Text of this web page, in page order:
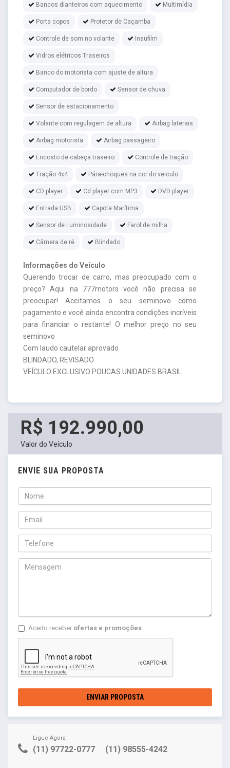
Bancos dianteiros com aquecimento Multimídia
Porta copos Protetor de Caçamba
Controle de som no volante Insufilm
Vidros elétricos Traseiros
Banco do motorista com ajuste de altura
Computador de bordo Sensor de chuva
Sensor de estacionamento
Volante com regulagem de altura Airbag laterais
Airbag motorista Airbag passageiro
Encosto de cabeça traseiro Controle de tração
Tração 4x4 Pára-choques na cor do veiculo
CD player Cd player com MP3 DVD player
Entrada USB Capota Marítima
Sensor de Luminosidade Farol de milha
Câmera de ré Blindado
Informações do Veículo
Querendo trocar de carro, mas preocupado com o
preço? Aqui na 777motors você não precisa se
preocupar! Aceitamos o seu seminovo como
pagamento e você ainda encontra condições incríveis
para financiar o restante! O melhor preço no seu
seminovo
Com laudo cautelar aprovado
BLINDADO, REVISADO.
VEÍCULO EXCLUSIVO POUCAS UNIDADES BRASIL
R$ 192.990,00
Valor do Veículo
ENVIE SUA PROPOSTA
Aceito receber ofertas e promoções
ENVIAR PROPOSTA
Ligue Agora
(11) 97722-0777 (11) 98555-4242